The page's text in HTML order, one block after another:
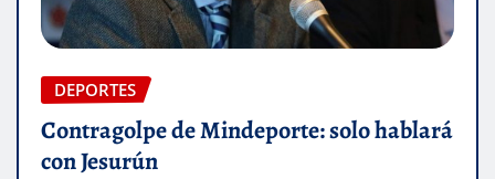
DEPORTES
Contragolpe de Mindeporte: solo hablará
con Jesurún